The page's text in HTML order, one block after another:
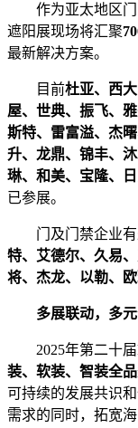
作为亚太地区门
遮阳展现场将汇聚
最新解决方案。
目前杜亚、西
屋、世典、振飞、
斯特、雷富溢、杰
升、龙鼎、锦丰、
琳、和美、宝隆、
已参展。
门及门禁企业有
特、艾德尔、久易
将、杰龙、以勒、
多展联动，多
2025年第二十届
装、软装、智装全
可持续的发展共识
需求的同时，拓宽